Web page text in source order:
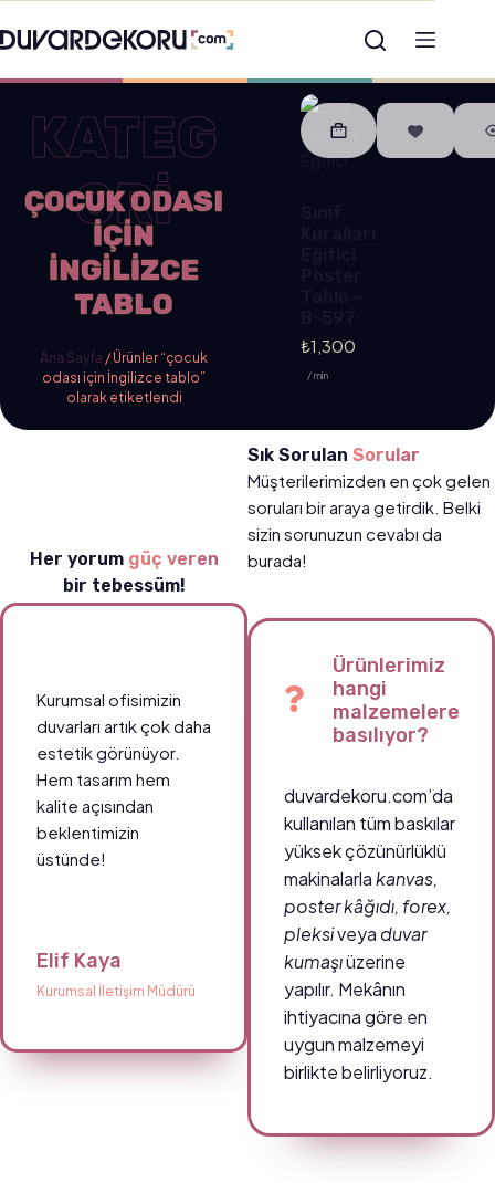
KATEG
ORİ
ÇOCUK ODASI
IÇIN
İNGILIZCE
TABLO
Ana Sayfa / Ürünler “çocuk
odası için İngilizce tablo”
olarak etiketlendi
₺1,300
/ min
Her yorum güç veren
bir tebessüm!
Kurumsal ofisimizin
duvarları artık çok daha
estetik görünüyor.
Hem tasarım hem
kalite açısından
beklentimizin
üstünde!
Elif Kaya
Kurumsal İletişim Müdürü
Sık Sorulan Sorular
Müşterilerimizden en çok gelen
soruları bir araya getirdik. Belki
sizin sorunuzun cevabı da
burada!
Ürünlerimiz
hangi
malzemelere
basılıyor?
duvardekoru.com’da
kullanılan tüm baskılar
yüksek çözünürlüklü
makinalarlakanvas,
poster kâğıdı, forex,
pleksiveya duvar
kumaşıüzerine
yapılır. Mekânın
ihtiyacına göre en
uygun malzemeyi
birlikte belirliyoruz.